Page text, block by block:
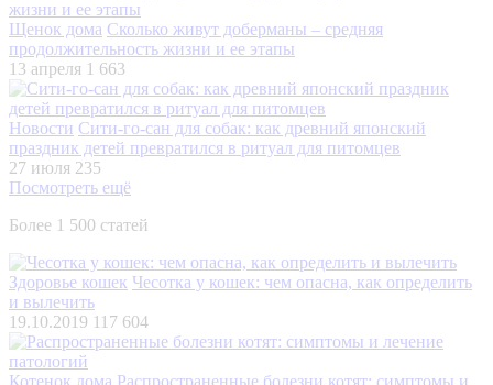
Щенок дома Сколько живут доберманы – средняя
продолжительность жизни и ее этапы
13 апреля 1 663
Новости Сити-го-сан для собак: как древний японский
праздник детей превратился в ритуал для питомцев
27 июля 235
Посмотреть ещё
Более 1 500 статей
Здоровье кошек Чесотка у кошек: чем опасна, как определить
и вылечить
19.10.2019 117 604
Котенок дома Распространенные болезни котят: симптомы и